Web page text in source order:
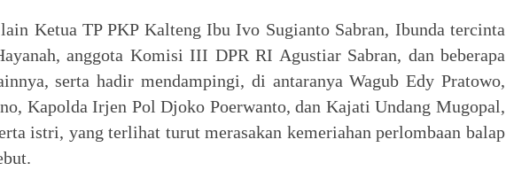
Ketua TP PKP Kalteng Ibu Ivo Sugianto Sabran, Ibunda tercinta
anggota Komisi III DPR RI Agustiar Sabran, dan beberapa
serta hadir mendampingi, di antaranya Wagub Edy Pratowo,
Kapolda Irjen Pol Djoko Poerwanto, dan Kajati Undang Mugopal,
istri, yang terlihat turut merasakan kemeriahan perlombaan balap